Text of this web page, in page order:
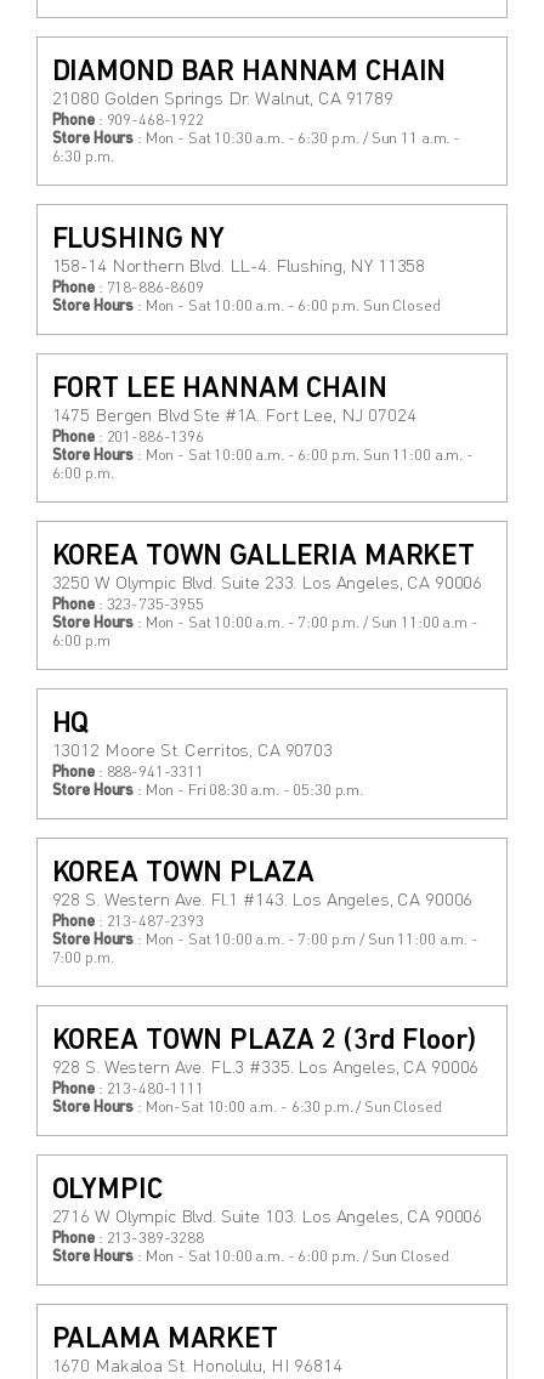
DIAMOND BAR HANNAM CHAIN
21080 Golden Springs Dr. Walnut, CA 91789
Phone: 909-468-1922
Store Hours : Mon - Sat 10:30 a.m. - 6:30 p.m. / Sun 11 a.m. -
6:30 p.m.
FLUSHING NY
158-14 Northern Blvd. LL-4. Flushing, NY 11358
Phone: 718-886-8609
Store Hours : Mon - Sat 10:00 a.m. - 6:00 p.m. Sun Closed
FORT LEE HANNAM CHAIN
1475 Bergen Blvd Ste #1A. Fort Lee, NJ 07024
Phone: 201-886-1396
Store Hours : Mon - Sat 10:00 a.m. - 6:00 p.m. Sun 11:00 a.m. -
6:00 p.m.
KOREA TOWN GALLERIA MARKET
3250 W Olympic Blvd. Suite 233. Los Angeles, CA 90006
Phone: 323-735-3955
Store Hours : Mon - Sat 10:00 a.m. - 7:00 p.m. / Sun 11:00 a.m -
6:00 p.m
HQ
13012 Moore St. Cerritos, CA 90703
Phone: 888-941-3311
Store Hours : Mon - Fri 08:30 a.m. - 05:30 p.m.
KOREA TOWN PLAZA
928 S. Western Ave. Fl.1 #143. Los Angeles, CA 90006
Phone: 213-487-2393
Store Hours : Mon - Sat 10:00 a.m. - 7:00 p.m / Sun 11:00 a.m. -
7:00 p.m.
KOREA TOWN PLAZA 2 (3rd Floor)
928 S. Western Ave. FL.3 #335. Los Angeles, CA 90006
Phone: 213-480-1111
Store Hours : Mon-Sat 10:00 a.m. - 6:30 p.m. / Sun Closed
OLYMPIC
2716 W Olympic Blvd. Suite 103. Los Angeles, CA 90006
Phone: 213-389-3288
Store Hours : Mon - Sat 10:00 a.m. - 6:00 p.m. / Sun Closed
PALAMA MARKET
1670 Makaloa St. Honolulu, HI 96814